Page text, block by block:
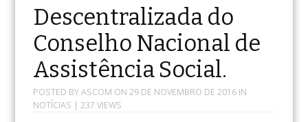
Descentralizada do
Conselho Nacional de
Assistência Social.
POSTED BYASCOM ON 29 DE NOVEMBRO DE 2016IN
NOTÍCIAS | 237 VIEWS